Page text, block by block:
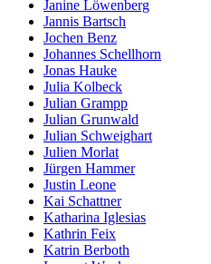
Janine Löwenberg
Jannis Bartsch
Jochen Benz
Johannes Schellhorn
Jonas Hauke
Julia Kolbeck
Julian Grampp
Julian Grunwald
Julian Schweighart
Julien Morlat
Jürgen Hammer
Justin Leone
Kai Schattner
Katharina Iglesias
Kathrin Feix
Katrin Berboth